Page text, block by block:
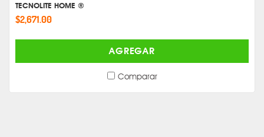
TECNOLITE HOME ®
$2,671.00
AGREGAR
Comparar